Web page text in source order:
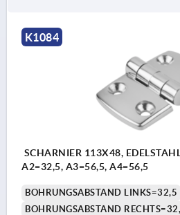
K1084
SCHARNIER 113X48,
A2=32,5, A3=56,5, A4=56,5
BOHRUNGSABSTAND LINKS=32,5
BOHRUNGSABSTAND